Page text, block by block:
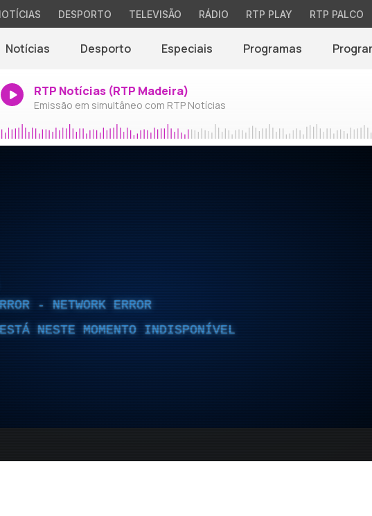
DESPORTO TELEVISÃO RÁDIO RTP PLAY RTP PALCO
Notícias Desporto Especiais Programas
RTP Notícias (RTP Madeira)
Emissão em simultâneo com RTP Notícias
- NETWORK ERROR
NESTE MOMENTO INDISPONÍVEL